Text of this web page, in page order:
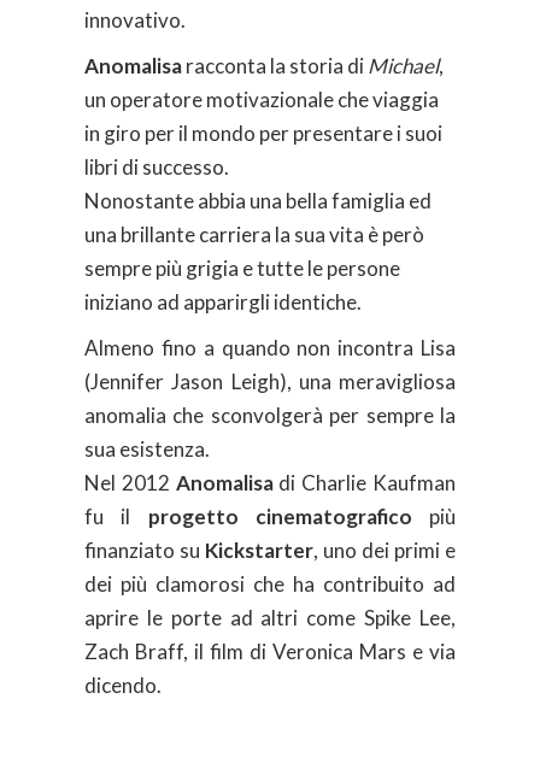
innovativo.
Anomalisaracconta la storia diMichael,
un operatore motivazionale che viaggia
in giro per il mondo per presentare i suoi
libri di successo.
Nonostante abbia una bella famiglia ed
una brillante carriera la sua vita è però
sempre più grigia e tutte le persone
iniziano ad apparirgli identiche.
Almeno fino a quando non incontra Lisa
(Jennifer Jason Leigh), una meravigliosa
anomalia che sconvolgerà per sempre la
sua esistenza.
Nel 2012 Anomalisadi Charlie Kaufman
fu il progetto cinematografico più
finanziato su Kickstarter, uno dei primi e
dei più clamorosi che ha contribuito ad
aprire le porte ad altri come Spike Lee,
Zach Braff, il film di Veronica Mars e via
dicendo.